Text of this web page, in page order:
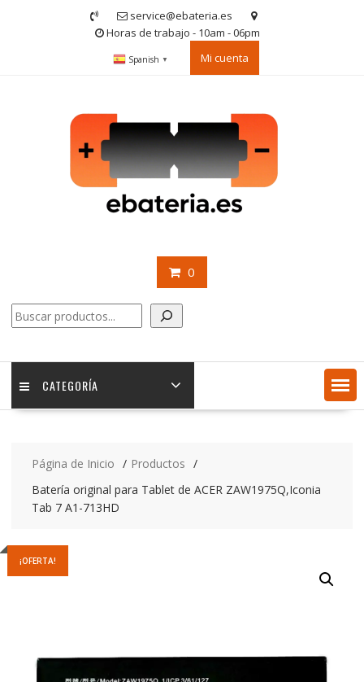
service@ebateria.es
Horas de trabajo - 10am - 06pm
Spanish ▼ Mi cuenta
0
Buscar
CATEGORÍA
Página de Inicio
Productos
Batería original para Tablet de ACER ZAW1975Q,Iconia
Tab 7 A1-713HD
¡OFERTA!